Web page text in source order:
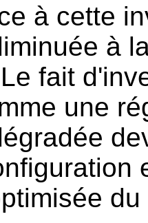
à cette
à
fait
une